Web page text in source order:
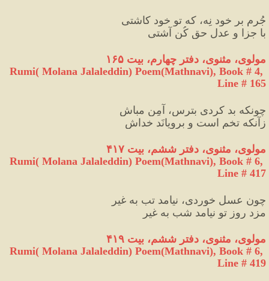
جُرم بر خود نِه، که تو خود کاشتی
با جزا و عدلِ حق کُن آشتی
مولوی، مثنوی، دفتر چهارم، بیت ۱۶۵
Rumi( Molana Jalaleddin) Poem(Mathnavi), Book # 4,
Line # 165
چونکه بد کردی بترس، آمِن مباش
زآنکه تخم است و برویانَد خداش
مولوی، مثنوی، دفتر ششم، بیت ۴۱۷
Rumi( Molana Jalaleddin) Poem(Mathnavi), Book # 6,
Line # 417
چون عسل خوردی، نیامد تب به غیر
مزد روز تو نیامد شب به غیر
مولوی، مثنوی، دفتر ششم، بیت ۴۱۹
Rumi( Molana Jalaleddin) Poem(Mathnavi), Book # 6,
Line # 419